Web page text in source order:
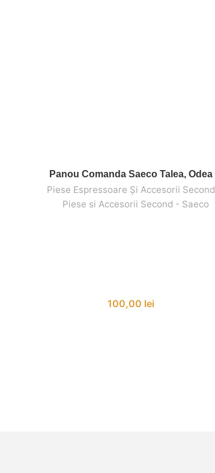
ADAUGĂ ÎN COȘ
Panou Comanda Saeco Talea, Odea
Piese Espressoare Și Accesorii Second
Piese si Accesorii Second - Saeco
100,00 lei